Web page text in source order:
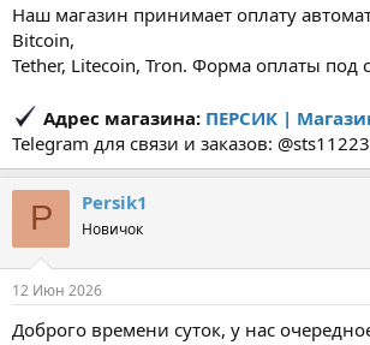
Наш магазин принимает оплату
Bitcoin,
Tether, Litecoin, Tron. Форма оплаты под
Адрес магазина: ПЕРСИК |
Telegram для связи и заказов:
P Persik1
Новичок
12 Июн 2026
Доброго времени суток, у нас